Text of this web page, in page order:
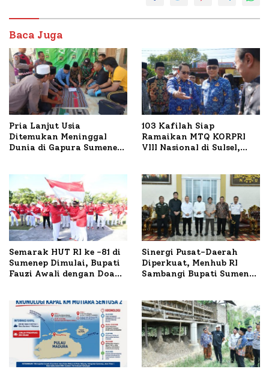
Baca Juga
Pria Lanjut Usia
Ditemukan Meninggal
Dunia di Gapura Sumenep,
103 Kafilah Siap
Ramaikan MTQ KORPRI
VIII Nasional di Sulsel,
Semarak HUT RI ke -81 di
Sumenep Dimulai, Bupati
Fauzi Awali dengan Doa
Sinergi Pusat-Daerah
Diperkuat, Menhub RI
Sambangi Bupati Sumenep